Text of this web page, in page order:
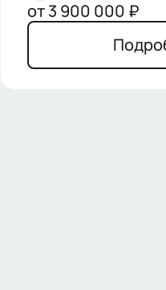
от3 900 000 ₽